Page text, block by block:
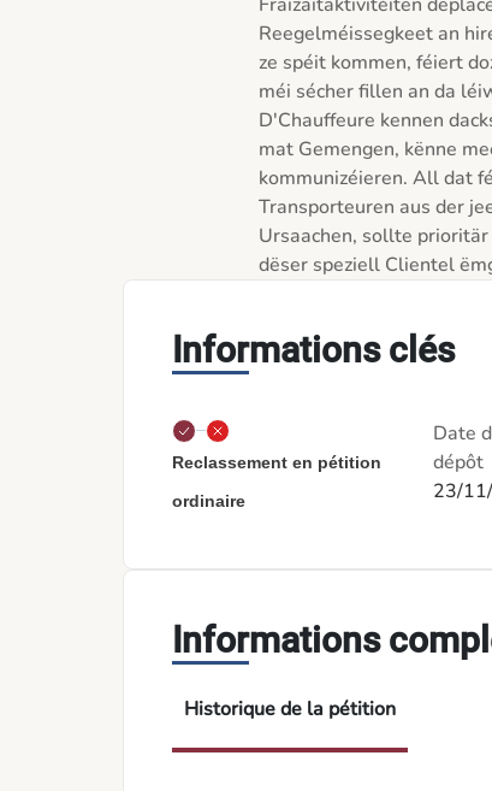
Reegelméissegkeet an
ze spéit kommen, féiert
méi sécher fillen an da
D'Chauffeure kennen
mat Gemengen, kënne
kommunizéieren. All dat
Transporteuren aus der
Ursaachen, sollte
dëser speziell Clientel
Informations clés
Reclassement en pétition
ordinaire
Date
dépôt
23/
Informations
Historique de la pétition